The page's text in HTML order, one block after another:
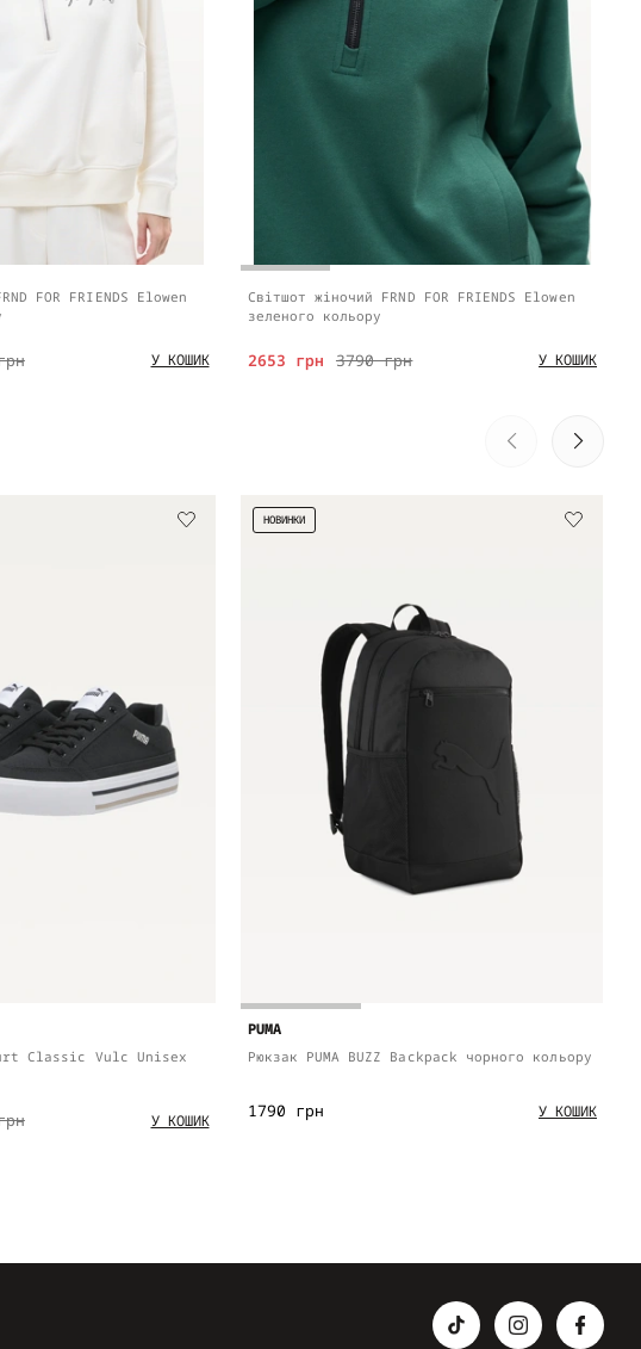
FOR FRIENDS Elowen
У КОШИК
Світшот жіночий FRND FOR FRIENDS Elowen
зеленого кольору
3790 грн
2653 грн У КОШИК
Classic Vulc Unisex
У КОШИК
НОВИНКИ
PUMA
Рюкзак PUMA BUZZ Backpack чорного кольору
1790 грн У КОШИК